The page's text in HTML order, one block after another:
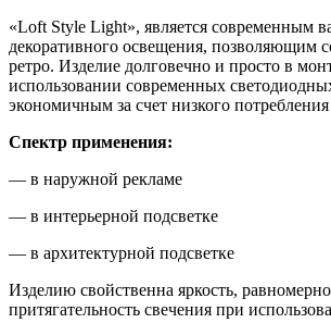
«Loft Style Light», является современным
декоративного освещения, позволяющим
ретро. Изделие долговечно и просто в
использовании современных
экономичным за счет низкого потребления
Спектр применения:
— в наружной рекламе
— в интерьерной подсветке
— в архитектурной подсветке
Изделию свойственна яркость,
притягательность свечения при